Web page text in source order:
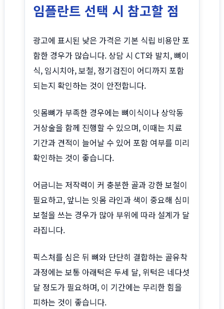
임플란트 선택 시 참고할 점
광고에 표시된 낮은 가격은 기본 식립 비용만 포
함한 경우가 많습니다. 상담 시 CT와 발치, 뼈이
식, 임시치아, 보철, 정기검진이 어디까지 포함
되는지 확인하는 것이 안전합니다.
잇몸뼈가 부족한 경우에는 뼈이식이나 상악동
거상술을 함께 진행할 수 있으며, 이때는 치료
기간과 견적이 늘어날 수 있어 포함 여부를 미리
확인하는 것이 좋습니다.
어금니는 저작력이 커 충분한 골과 강한 보철이
필요하고, 앞니는 잇몸 라인과 색이 중요해 심미
보철을 쓰는 경우가 많아 부위에 따라 설계가 달
라집니다.
픽스처를 심은 뒤 뼈와 단단히 결합하는 골유착
과정에는 보통 아래턱은 두세 달, 위턱은 네다섯
달 정도가 필요하며, 이 기간에는 무리한 힘을
피하는 것이 좋습니다.